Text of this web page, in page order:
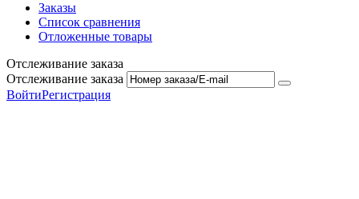
Заказы
Список сравнения
Отложенные товары
Отслеживание заказа
Отслеживание заказа
ВойтиРегистрация